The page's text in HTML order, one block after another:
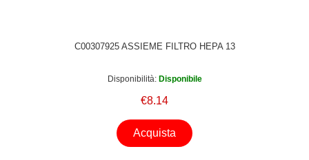
avec sac BZGL2A317/01 BZGL2A317 Aspirateur avec sac,
BGL45213101 MAXXX2100W Aspirapolvere per pavimenti
BOSCH BGL45213203 Aspirapolvere per pavimenti BOSCH
BGL45210102 MAXXX2100W Aspirapolvere per pavimenti
BOSCH BGL45212503 MAXXXANIMAL2100W Aspirapolvere
C00307925 ASSIEME FILTRO HEPA 13
Disponibilità: Disponibile
€8.14
Acquista